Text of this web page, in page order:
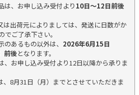
は、お申し込み受付より 10日～12日前後
出荷元によりましては、発送に日数がか
でご了承下さい。
あるもの以外は、 2026年6月15日
前後となります。
、お申し込み受付より12日以降から承りま
8月31日（月）までとさせていただきま